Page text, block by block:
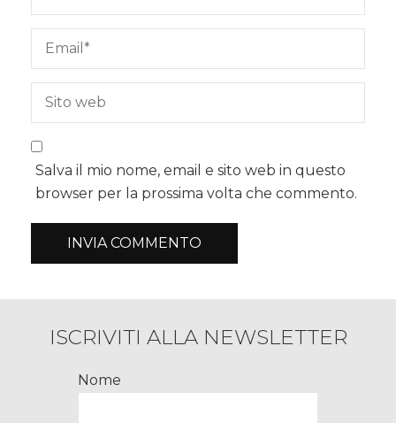
Salva il mio nome, email e sito web in questo
browser per la prossima volta che commento.
ISCRIVITI ALLA NEWSLETTER
Nome